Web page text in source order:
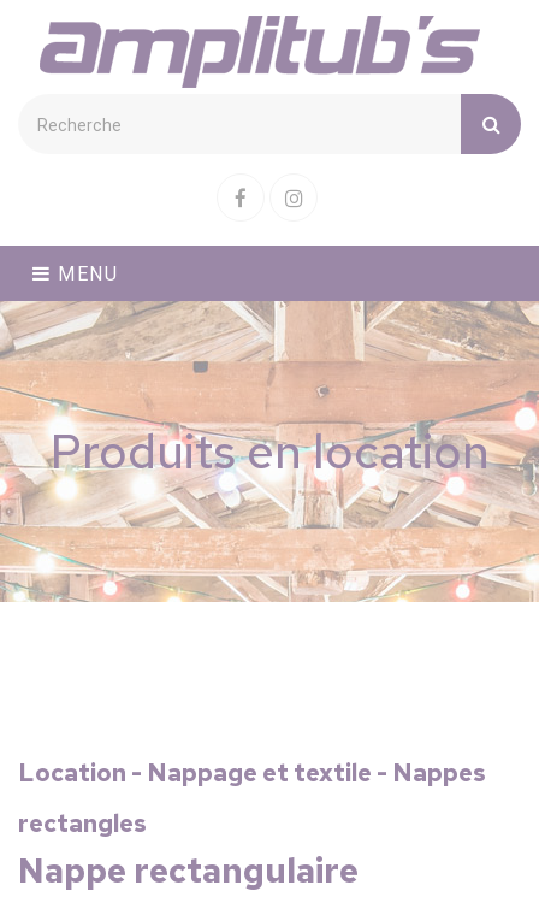
FacebookInstagram
MENU
Produits en location
Location - Nappage et textile - Nappes
rectangles
Nappe rectangulaire
Cookies management panel